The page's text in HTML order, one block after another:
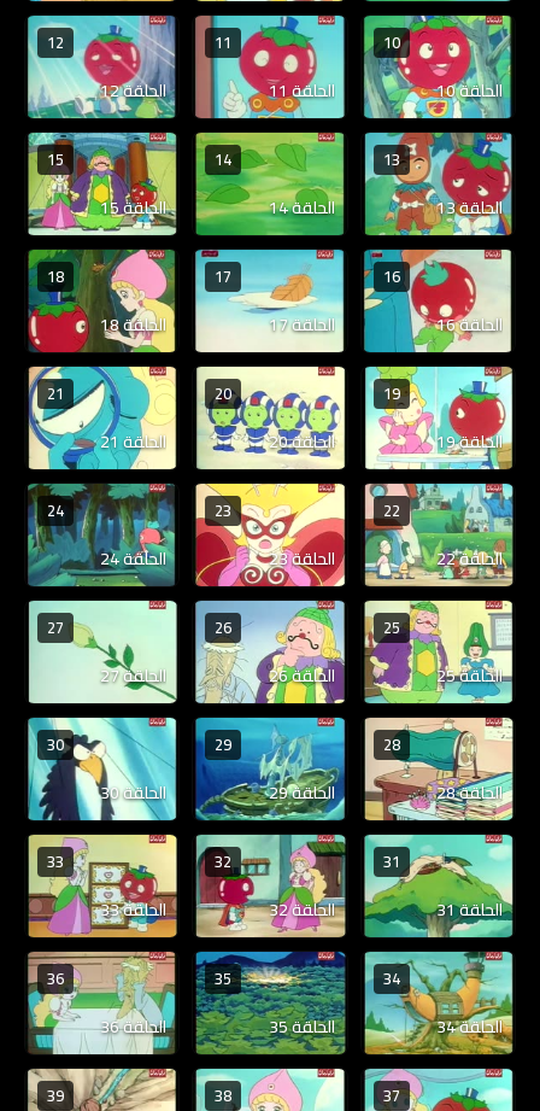
10
الحلقة 10
11
الحلقة 11
12
الحلقة 12
13
الحلقة 13
14
الحلقة 14
15
الحلقة 15
16
الحلقة 16
17
الحلقة 17
18
الحلقة 18
19
الحلقة 19
20
الحلقة 20
21
الحلقة 21
22
الحلقة 22
23
الحلقة 23
24
الحلقة 24
25
الحلقة 25
26
الحلقة 26
27
الحلقة 27
28
الحلقة 28
29
الحلقة 29
30
الحلقة 30
31
الحلقة 31
32
الحلقة 32
33
الحلقة 33
34
الحلقة 34
35
الحلقة 35
36
الحلقة 36
37
38
39